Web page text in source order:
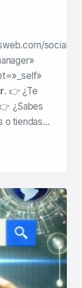
social–
. 👉 ¿Te
¿Sabes
o tiendas…